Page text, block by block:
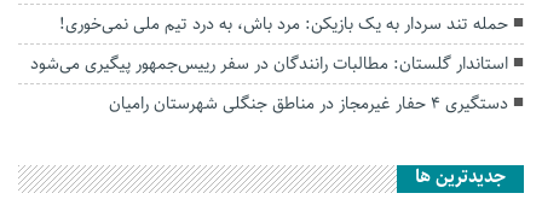
حمله تند سردار به یک بازیکن: مرد باش، به درد تیم ملی نمی‌خوری!
استاندار گلستان: مطالبات رانندگان در سفر رییس‌جمهور پیگیری می‌شود
دستگیری ۴ حفار غیرمجاز در مناطق جنگلی شهرستان رامیان
جديدترين ها